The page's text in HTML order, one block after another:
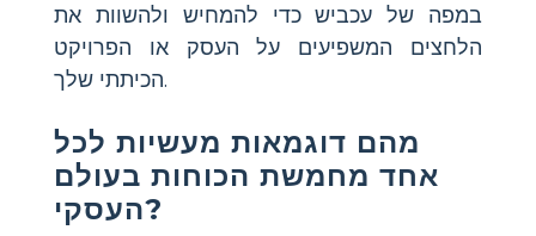
במפה של עכביש כדי להמחיש ולהשוות את
הלחצים המשפיעים על העסק או הפרויקט
הכיתתי שלך.
מהם דוגמאות מעשיות לכל
אחד מחמשת הכוחות בעולם
העסקי?